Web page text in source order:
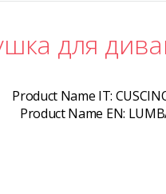
для
Product Name IT:
Product Name EN: